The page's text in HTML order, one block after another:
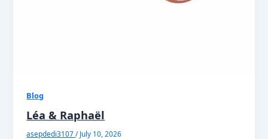
Blog
Léa & Raphaël
asepdedi3107/July 10, 2026